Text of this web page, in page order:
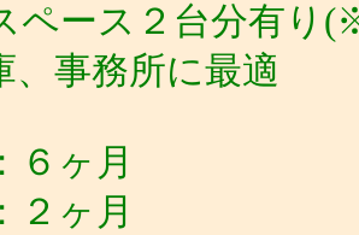
ペース２台分有り
事務所に最適
ヶ月
ヶ月